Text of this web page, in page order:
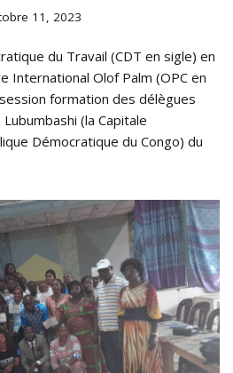
11, 2023
du Travail (CDT en sigle) en
International Olof Palm (OPC en
formation des délègues
(la Capitale
Démocratique du Congo) du